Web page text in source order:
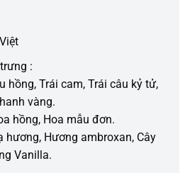
:
hồng, Trái cam, Trái câu kỷ tử,
vàng.
hồng, Hoa mẫu đơn.
hương, Hương ambroxan, Cây
Vanilla.